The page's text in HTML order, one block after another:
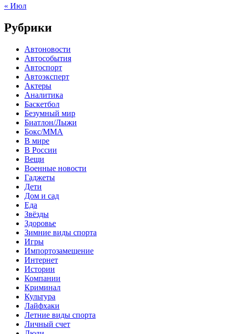
« Июл
Рубрики
Автоновости
Автособытия
Автоспорт
Автоэксперт
Актеры
Аналитика
Баскетбол
Безумный мир
Биатлон/Лыжи
Бокс/MMA
В мире
В России
Вещи
Военные новости
Гаджеты
Дети
Дом и сад
Еда
Звёзды
Здоровье
Зимние виды спорта
Игры
Импортозамещение
Интернет
Истории
Компании
Криминал
Культура
Лайфхаки
Летние виды спорта
Личный счет